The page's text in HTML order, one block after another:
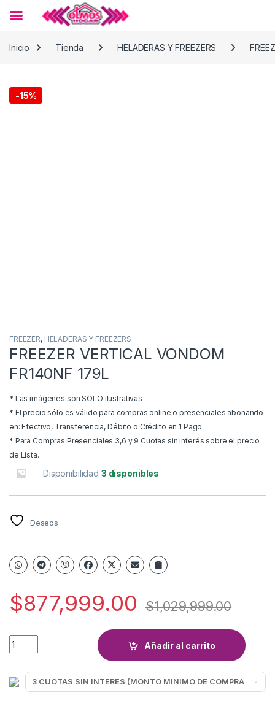
Inicio
Tienda HELADERAS Y FREEZERS
-15%
FREEZER, HELADERAS Y FREEZERS
FREEZER VERTICAL VONDOM
FR140NF 179L
* Las imágenes son SOLO ilustrativas
* El precio sólo es válido para compras online o presenciales abonando
en: Efectivo, Transferencia, Débito o Crédito en 1 Pago.
* Para Compras Presenciales 3,6 y 9 Cuotas sin interés sobre el precio
de Lista.
Disponibilidad 3 disponibles
Deseos
$877,999.00 $1,029,999.00
FREEZER VERTICAL VONDOM FR140NF 179L quantity
Añadir al carrito